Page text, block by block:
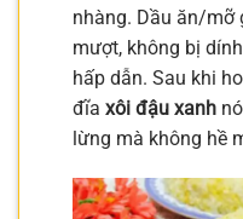
nhàng. Dầu ăn/mỡ
mượt, không bị
hấp dẫn. Sau khi
đĩa xôi đậu xanh
lừng mà không hề